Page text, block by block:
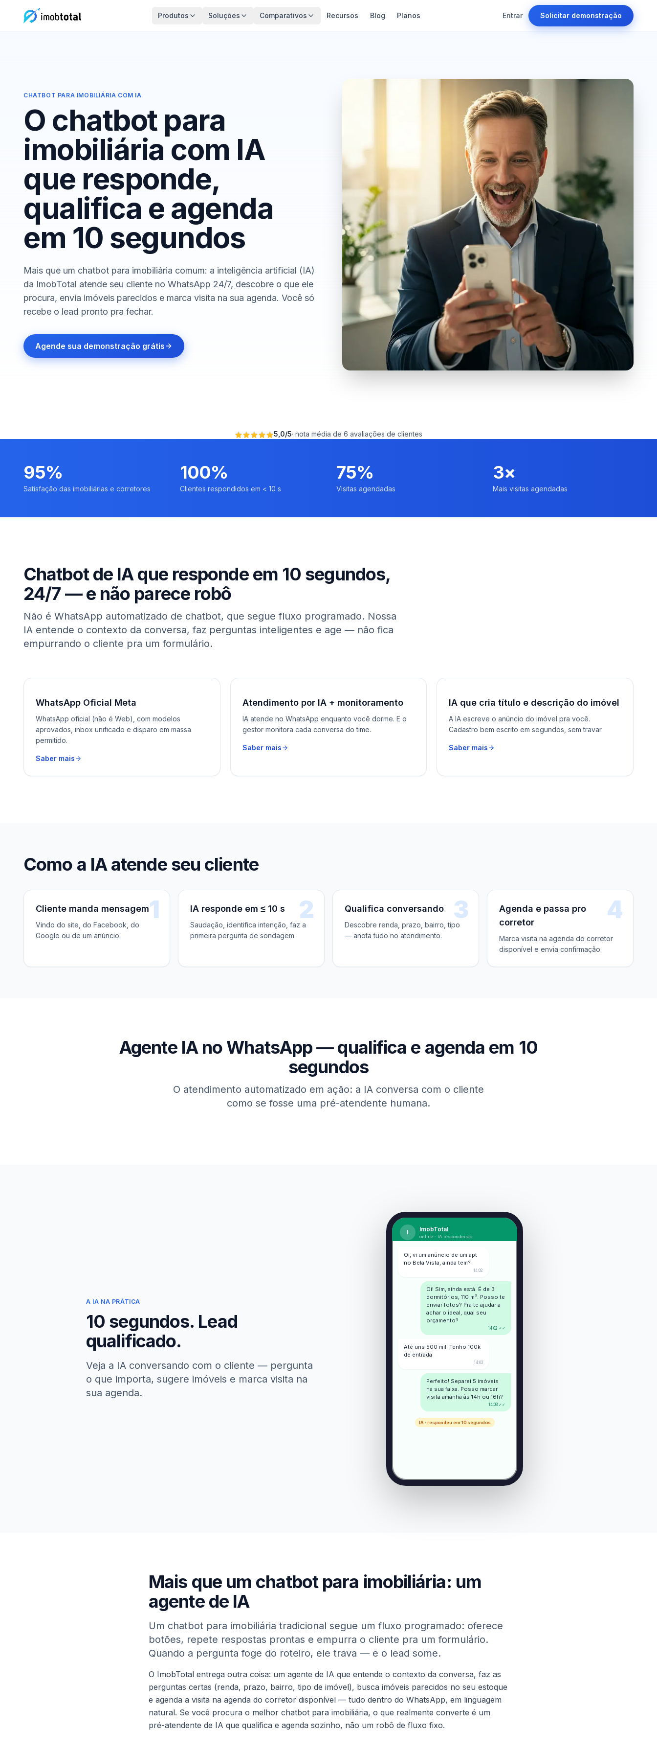
Produtos Soluções Comparativos Recursos Blog Planos Entrar Solicitar demonstração
CHATBOT PARA IMOBILIÁRIA COM IA
O chatbot para
imobiliária com IA
que responde,
qualifica e agenda
em 10 segundos
Mais que um chatbot para imobiliária comum: a inteligência artificial (IA)
da ImobTotal atende seu cliente no WhatsApp 24/7, descobre o que ele
procura, envia imóveis parecidos e marca visita na sua agenda. Você só
recebe o lead pronto pra fechar.
Agende sua demonstração grátis
5,0/5· nota média de 6 avaliações de clientes
95%
Satisfação das imobiliárias e corretores
100%
Clientes respondidos em < 10 s
75%
Visitas agendadas
3×
Mais visitas agendadas
Chatbot de IA que responde em 10 segundos,
24/7 — e não parece robô
Não é WhatsApp automatizado de chatbot, que segue fluxo programado. Nossa
IA entende o contexto da conversa, faz perguntas inteligentes e age — não fica
empurrando o cliente pra um formulário.
WhatsApp Oficial Meta
WhatsApp oficial (não é Web), com modelos
aprovados, inbox unificado e disparo em massa
permitido.
Saber mais
Atendimento por IA + monitoramento
IA atende no WhatsApp enquanto você dorme. E o
gestor monitora cada conversa do time.
Saber mais
IA que cria título e descrição do imóvel
A IA escreve o anúncio do imóvel pra você.
Cadastro bem escrito em segundos, sem travar.
Saber mais
Como a IA atende seu cliente
1
Cliente manda mensagem
Vindo do site, do Facebook, do
Google ou de um anúncio.
2
IA responde em ≤ 10 s
Saudação, identifica intenção, faz a
primeira pergunta de sondagem.
3
Qualifica conversando
Descobre renda, prazo, bairro, tipo
— anota tudo no atendimento.
4
Agenda e passa pro
corretor
Marca visita na agenda do corretor
disponível e envia confirmação.
Agente IA no WhatsApp — qualifica e agenda em 10
segundos
O atendimento automatizado em ação: a IA conversa com o cliente
como se fosse uma pré-atendente humana.
A IA NA PRÁTICA
10 segundos. Lead
qualificado.
Veja a IA conversando com o cliente — pergunta
o que importa, sugere imóveis e marca visita na
sua agenda.
I ImobTotal
online · IA respondendo
Oi, vi um anúncio de um apt
no Bela Vista, ainda tem?
14:02
Oi! Sim, ainda está. É de 3
dormitórios, 110 m². Posso te
enviar fotos? Pra te ajudar a
achar o ideal, qual seu
orçamento?
14:02 ✓✓
Até uns 500 mil. Tenho 100k
de entrada
14:03
Perfeito! Separei 5 imóveis
na sua faixa. Posso marcar
visita amanhã às 14h ou 16h?
14:03 ✓✓
IA · respondeu em 10 segundos
Mais que um chatbot para imobiliária: um
agente de IA
Um chatbot para imobiliária tradicional segue um fluxo programado: oferece
botões, repete respostas prontas e empurra o cliente pra um formulário.
Quando a pergunta foge do roteiro, ele trava — e o lead some.
O ImobTotal entrega outra coisa: um agente de IA que entende o contexto da conversa, faz as
perguntas certas (renda, prazo, bairro, tipo de imóvel), busca imóveis parecidos no seu estoque
e agenda a visita na agenda do corretor disponível — tudo dentro do WhatsApp, em linguagem
natural. Se você procura o melhor chatbot para imobiliária, o que realmente converte é um
pré-atendente de IA que qualifica e agenda sozinho, não um robô de fluxo fixo.